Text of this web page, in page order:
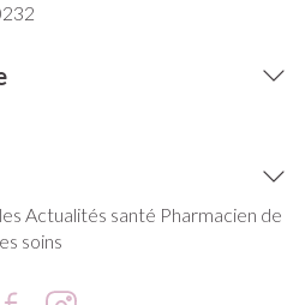
Actualités santé Pharmacien de
soins